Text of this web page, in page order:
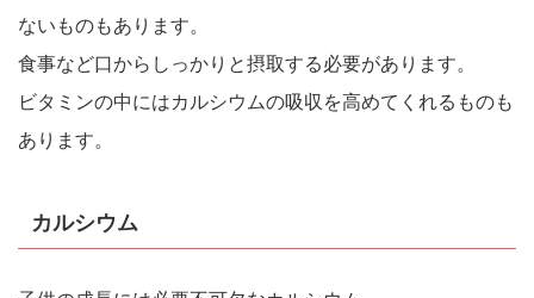
ないものもあります。
食事など口からしっかりと摂取する必要があります。
ビタミンの中にはカルシウムの吸収を高めてくれるものも
あります。
カルシウム